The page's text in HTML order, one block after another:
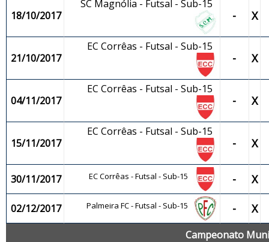
18/10/2017
SC Magnólia - Futsal - Sub-15
- X
21/10/2017
EC Corrêas - Futsal - Sub-15
- X
04/11/2017
EC Corrêas - Futsal - Sub-15
- X
15/11/2017
EC Corrêas - Futsal - Sub-15
- X
30/11/2017 EC Corrêas - Futsal - Sub-15 - X
02/12/2017 Palmeira FC - Futsal - Sub-15 - X
Campeonato